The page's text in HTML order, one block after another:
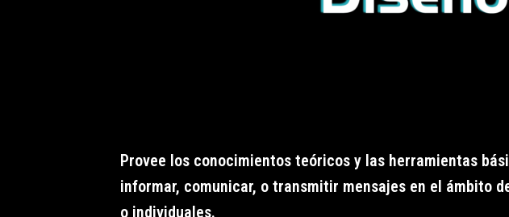
Provee los conocimientos teóricos y las herramientas
informar, comunicar, o transmitir mensajes en el ámbito
o individuales.